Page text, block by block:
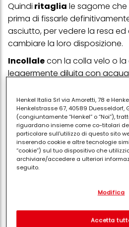
Quindi ritaglia le sagome che
prima di fissarle
asciutto, per vedere la resa
cambiare la loro disposizione.
Incollalecon la colla velo o la
leggermente diluita con
appoggialo e spennellalo dal
Con questi movimenti, dovresti
bolle.
Concluso questo step,
fuoriescedai bordi con una
Infine,vernicia i
2) Decoupage su piatti di
Una volta che abbiamo tra le
Henkel Italia Srl via Amoretti, 78 e
Henkelstrasse 67, 40589 Duesseldorf,
(congiuntamente “Henkel” o “Noi”),
riguardano insieme come co-titolari
particolare sull'utilizzo di questo sito
inserendo cookie e altre tecnologie
“cookie”) sul tuo dispositivo che
archiviare/accedere a ulteriori
seguito.
separati o co-titolari come indicato
pixel, impronte digitali e tecnologie
cookie ed elaboreremo i dati relativi a te
Modifica
Accetta